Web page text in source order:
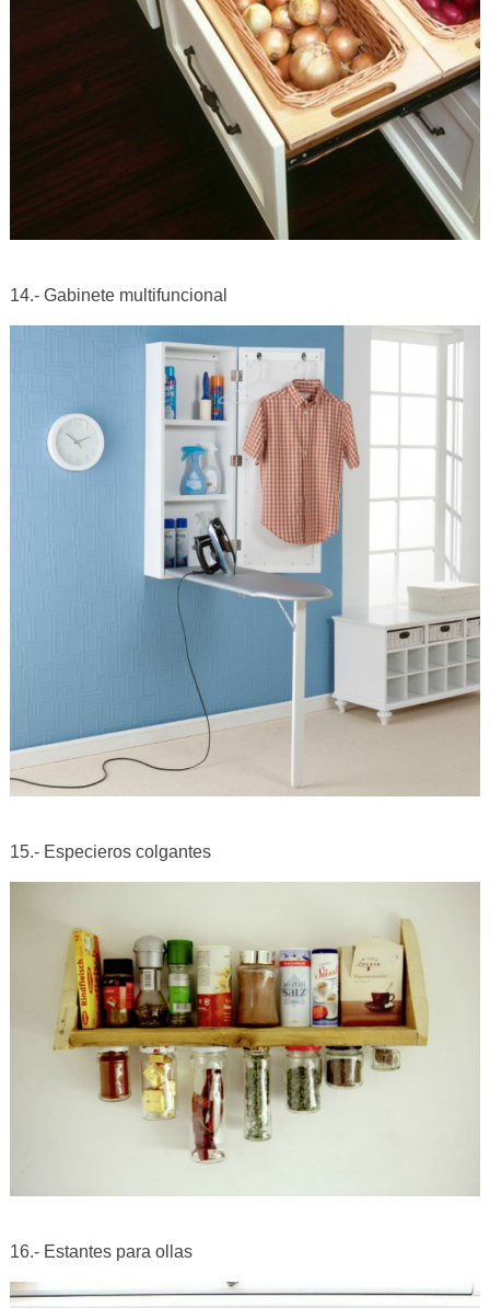
14.- Gabinete multifuncional
15.- Especieros colgantes
16.- Estantes para ollas